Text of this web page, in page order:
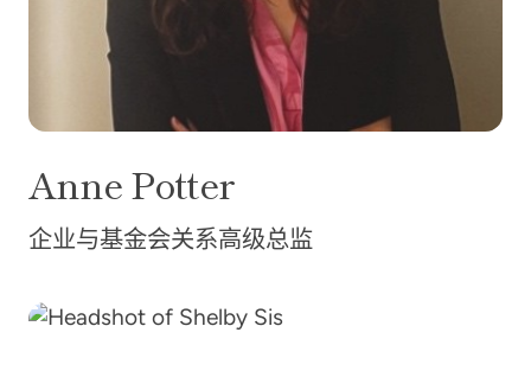
AnnePotter
企业与基金会关系高级总监
谢尔比·西